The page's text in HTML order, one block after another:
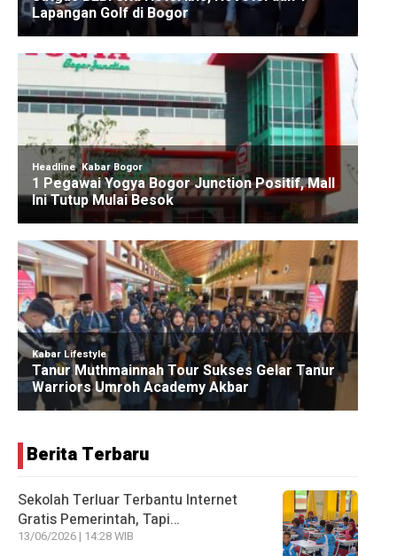
Berita Terbaru
Sekolah Terluar Terbantu Internet
Gratis Pemerintah, Tapi…
13/06/2026 | 14:28 WIB